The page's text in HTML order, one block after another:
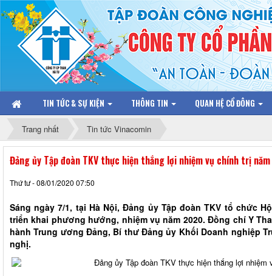
TIN TỨC & SỰ KIỆN THÔNG TIN QUAN HỆ CỔ ĐÔNG
Trang nhất Tin tức Vinacomin
Đảng ủy Tập đoàn TKV thực hiện thắng lợi nhiệm vụ chính trị
Thứ tư - 08/01/2020 07:50
Sáng ngày 7/1, tại Hà Nội, Đảng ủy Tập đoàn TKV tổ chức
triển khai phương hướng, nhiệm vụ năm 2020. Đồng chí Y
hành Trung ương Đảng, Bí thư Đảng ủy Khối Doanh nghiệp
nghị.